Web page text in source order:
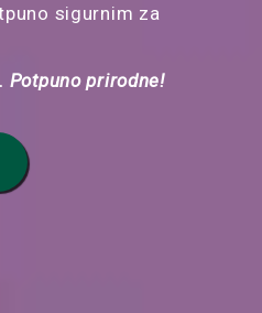
sigurnim za
Potpuno prirodne!